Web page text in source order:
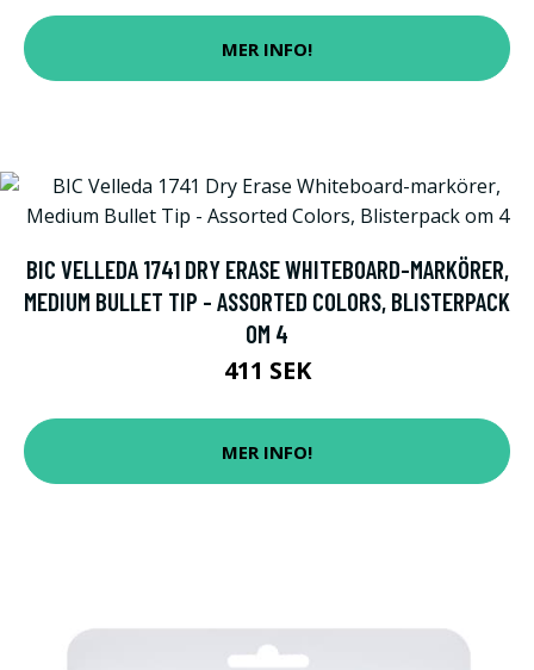
MER INFO!
BIC VELLEDA 1741 DRY ERASE WHITEBOARD-MARKÖRER,
MEDIUM BULLET TIP - ASSORTED COLORS, BLISTERPACK
OM 4
411 SEK
MER INFO!